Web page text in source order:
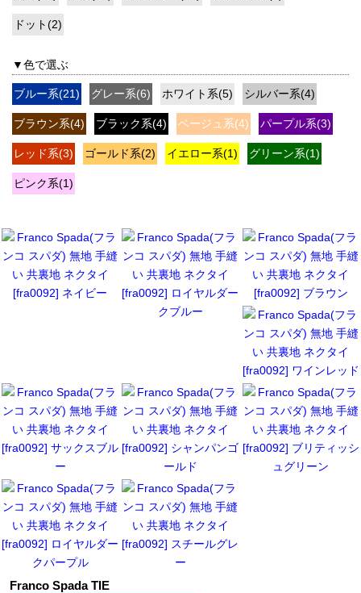
ドット(2)
▼色で選ぶ
ブルー系(21) グレー系(6) ホワイト系(5) シルバー系(4)
ブラウン系(4) ブラック系(4) ベージュ系(4) パープル系(3)
レッド系(3) ゴールド系(2) イエロー系(1) グリーン系(1)
ピンク系(1)
Franco Spada TIE